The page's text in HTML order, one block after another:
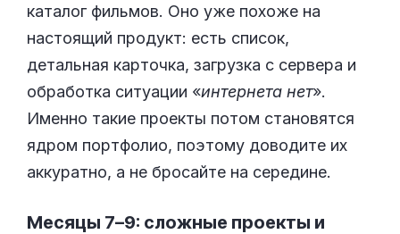
каталог фильмов. Оно уже похоже на
настоящий продукт: есть список,
детальная карточка, загрузка с сервера и
обработка ситуации «интернета нет».
Именно такие проекты потом становятся
ядром портфолио, поэтому доводите их
аккуратно, а не бросайте на середине.
Месяцы 7–9: сложные проекты и